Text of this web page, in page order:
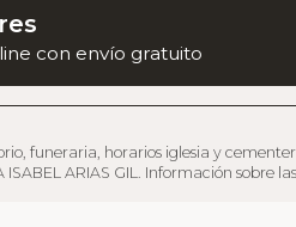
con envío gratuito
funeraria, horarios iglesia y
ARIAS GIL. Información sobre